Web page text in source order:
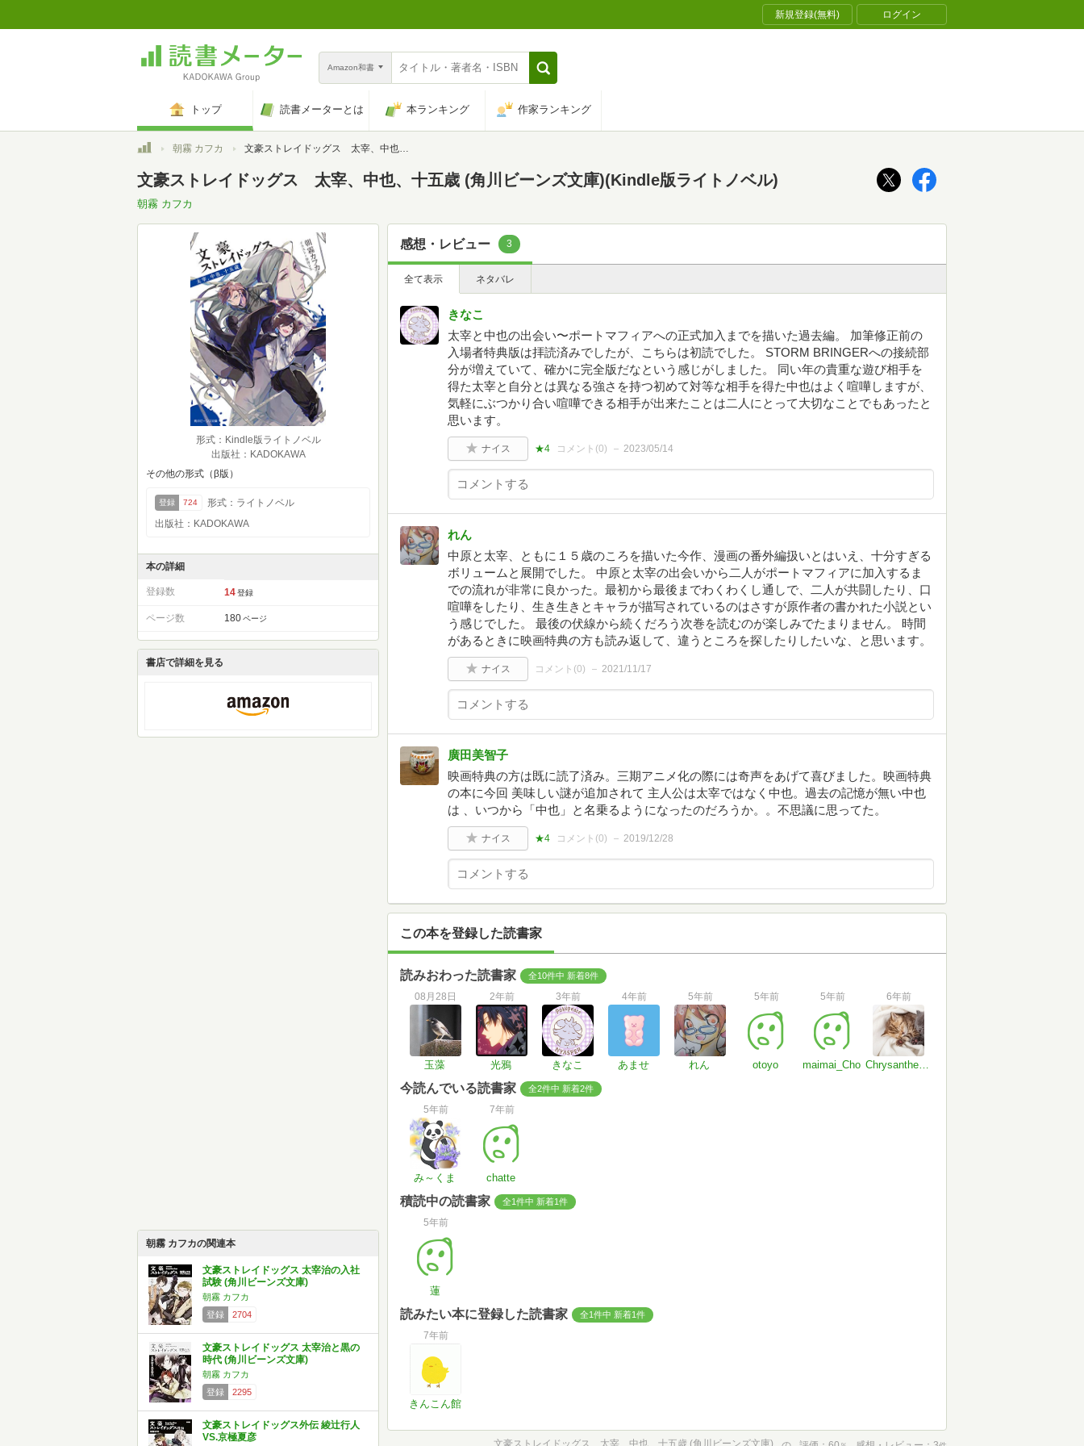
新規登録(無料) ログイン
Amazon和書
トップ 読書メーターとは 本ランキング 作家ランキング
トップ朝霧 カフカ 文豪ストレイドッグス 太宰、中也、十五歳 (角川ビーンズ文庫)
文豪ストレイドッグス 太宰、中也、十五歳 (角川ビーンズ文庫)(Kindle版ライトノベル)
朝霧 カフカ
形式：Kindle版ライトノベル
出版社：KADOKAWA
その他の形式（β版）
登録 724
形式：ライトノベル
出版社：KADOKAWA
本の詳細
登録数 14 登録
ページ数 180 ページ
書店で詳細を見る
朝霧 カフカの関連本
文豪ストレイドッグス 太宰治の入社
試験 (角川ビーンズ文庫)
朝霧 カフカ
登録
2704
文豪ストレイドッグス 太宰治と黒の
時代 (角川ビーンズ文庫)
朝霧 カフカ
登録
2295
文豪ストレイドッグス外伝 綾辻行人
VS.京極夏彦
感想・レビュー 3
全て表示 ネタバレ
きなこ
太宰と中也の出会い〜ポートマフィアへの正式加入までを描いた過去編。 加筆修正前の
入場者特典版は拝読済みでしたが、こちらは初読でした。 STORM BRINGERへの接続部
分が増えていて、確かに完全版だなという感じがしました。 同い年の貴重な遊び相手を
得た太宰と自分とは異なる強さを持つ初めて対等な相手を得た中也はよく喧嘩しますが、
気軽にぶつかり合い喧嘩できる相手が出来たことは二人にとって大切なことでもあったと
思います。
ナイス ★4 コメント(0) 2023/05/14
れん
中原と太宰、ともに１５歳のころを描いた今作、漫画の番外編扱いとはいえ、十分すぎる
ボリュームと展開でした。 中原と太宰の出会いから二人がポートマフィアに加入するま
での流れが非常に良かった。最初から最後までわくわくし通しで、二人が共闘したり、口
喧嘩をしたり、生き生きとキャラが描写されているのはさすが原作者の書かれた小説とい
う感じでした。 最後の伏線から続くだろう次巻を読むのが楽しみでたまりません。 時間
があるときに映画特典の方も読み返して、違うところを探したりしたいな、と思います。
ナイス コメント(0) 2021/11/17
廣田美智子
映画特典の方は既に読了済み。三期アニメ化の際には奇声をあげて喜びました。映画特典
の本に今回 美味しい謎が追加されて 主人公は太宰ではなく中也。過去の記憶が無い中也
は 、いつから「中也」と名乗るようになったのだろうか。。不思議に思ってた。
ナイス ★4 コメント(0) 2019/12/28
この本を登録した読書家
読みおわった読書家 全10件中 新着8件
08月28日
玉藻
2年前
光鴉
3年前
きなこ
4年前
あませ
5年前
れん
5年前
otoyo
5年前
maimai_Cho
6年前
Chrysanthemum
今読んでいる読書家 全2件中 新着2件
5年前
み～くま
7年前
chatte
積読中の読書家 全1件中 新着1件
5年前
蓮
読みたい本に登録した読書家 全1件中 新着1件
7年前
きんこん館
文豪ストレイドッグス 太宰、中也、十五歳 (角川ビーンズ文庫)